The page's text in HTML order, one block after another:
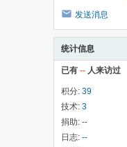
发送消息
统计信息
已有 -- 人来访过
积分: 39
技术: 3
捐助: --
日志: --